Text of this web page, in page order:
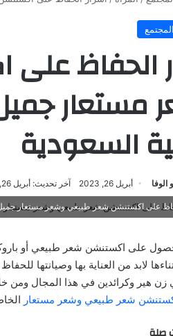
المجتمع
الحفاظ
مستعار
السعودية
الوفا أبريل 26, 2023 آخر تحديث: أبريل 26, 2023
على اكستنشن شعر طبيعي وشعر مستعار جميل
على اكستنشن شعر طبيعي أو
لابد من العناية بها وصيانتها
زن هير وكرائدين في هذا المجال
شعر طبيعي وشعر مستعار